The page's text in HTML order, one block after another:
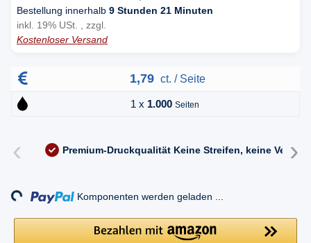
Bestellung innerhalb 9 Stunden 21 Minuten
inkl. 19% USt. , zzgl.
Kostenloser Versand
1,79 ct. / Seite
1 x 1.000 Seiten
‹ Premium-Druckqualität Keine Streifen, keine ›
Loading... Komponenten werden geladen ...